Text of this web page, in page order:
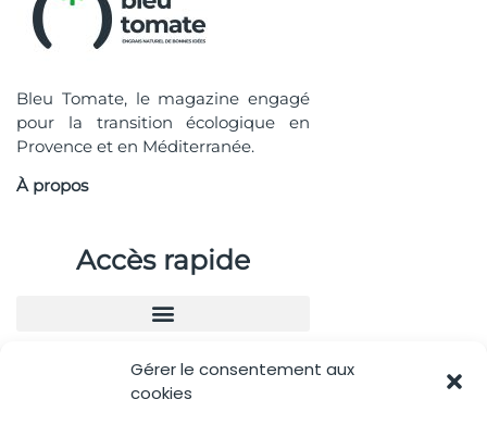
Gérer le consentement aux
cookies
Bleu Tomate, le magazine engagé
pour la transition écologique en
Provence et en Méditerranée.
À propos
Accès rapide
Nous contacter